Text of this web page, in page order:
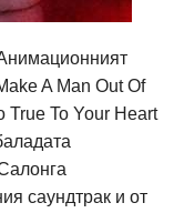
A Man Out Of
True To Your Heart
саундтрак и от